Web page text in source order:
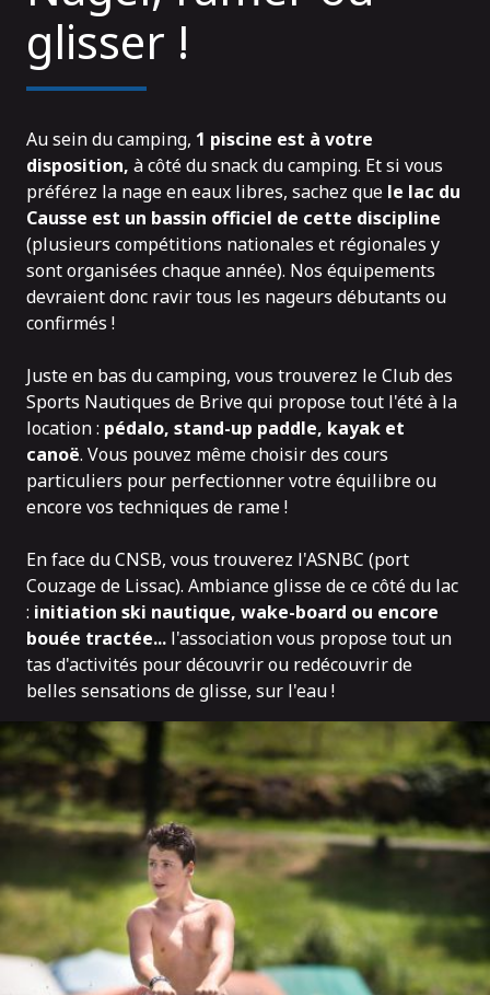
glisser !
Au sein du camping, 1 piscine est à votre
disposition, à côté du snack du camping. Et si vous
préférez la nage en eaux libres, sachez que le lac du
Causse est un bassin officiel de cette discipline
(plusieurs compétitions nationales et régionales y
sont organisées chaque année). Nos équipements
devraient donc ravir tous les nageurs débutants ou
confirmés !
Juste en bas du camping, vous trouverez le Club des
Sports Nautiques de Brivequi propose tout l'été à la
location : pédalo, stand-up paddle, kayak et
canoë. Vous pouvez même choisir des cours
particuliers pour perfectionner votre équilibre ou
encore vos techniques de rame !
En face du CNSB, vous trouverez l'ASNBC (port
Couzage de Lissac). Ambiance glisse de ce côté du lac
: initiation ski nautique, wake-board ou encore
bouée tractée... l'association vous propose tout un
tas d'activités pour découvrir ou redécouvrir de
belles sensations de glisse, sur l'eau !